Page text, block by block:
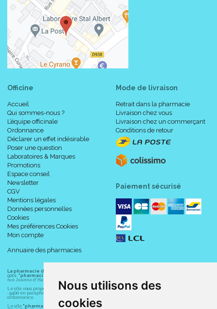
Nous utilisons des
cookies
Officine
Accueil
Qui sommes-nous ?
L’équipe officinale
Ordonnance
Déclarer un effet indésirable
Poser une question
Laboratoires & Marques
Promotions
Espace conseil
Newsletter
CGV
Mentions légales
Données personnelles
Cookies
Mes préférences Cookies
Mon compte
Annuaire des pharmacies
Mode de livraison
Retrait dans la pharmacie
Livraison chez vous
Livraison chez un commerçant
Conditions de retour
Paiement sécurisé
La pharmacie du centre à Albert
9001. "pharmacie-du-centre-albert.fr "
rue Jeanne d' Harcourt, 80300 Albert.
Le site vous propose un large choix de plus de 11000 références, au prix les plus bas possible
: 9400 en parapharmacie, animaux, orthopédie, matériel médical. 1700 en médicaments sans
ordonnance.
Le site "pharmacie-du-centre-albert.fr"vous propose les service suivants :